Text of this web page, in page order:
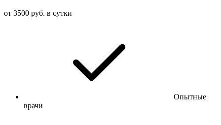
от 3500 руб. в сутки
Опытные
врачи